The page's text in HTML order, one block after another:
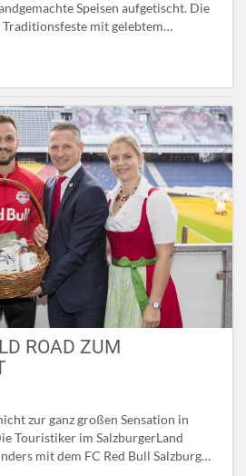
Speisen aufgetischt. Die
mit gelebtem
Veranstaltungen – von
von Ende August bis Anfang
ROAD ZUM
zur ganz großen Sensation in
Touristiker im SalzburgerLand
mit dem FC Red Bull Salzburg